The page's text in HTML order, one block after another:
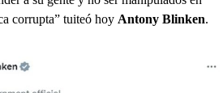
corrupta” tuiteó hoy Antony Blinken.